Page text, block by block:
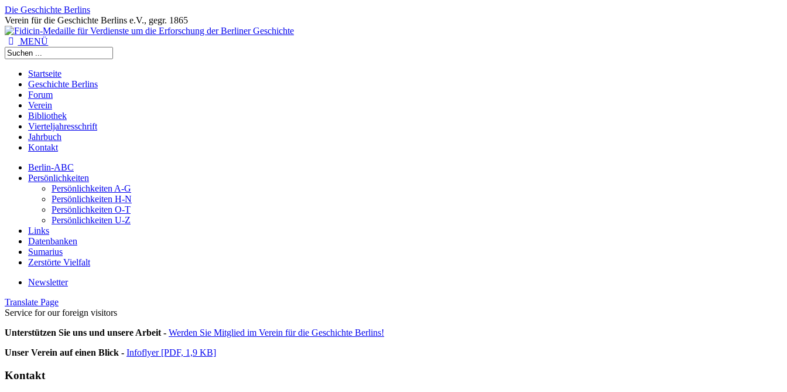
Die Geschichte Berlins
Verein für die Geschichte Berlins e.V., gegr. 1865
MENÜ
Startseite
Geschichte Berlins
Forum
Verein
Bibliothek
Vierteljahresschrift
Jahrbuch
Kontakt
Berlin-ABC
Persönlichkeiten
Persönlichkeiten A-G
Persönlichkeiten H-N
Persönlichkeiten O-T
Persönlichkeiten U-Z
Links
Datenbanken
Sumarius
Zerstörte Vielfalt
Newsletter
Translate Page
Service for our foreign visitors
Unterstützen Sie uns und unsere Arbeit - Werden Sie Mitglied im Verein für die Geschichte Berlins!
Unser Verein auf einen Blick - Infoflyer [PDF, 1,9 KB]
Kontakt